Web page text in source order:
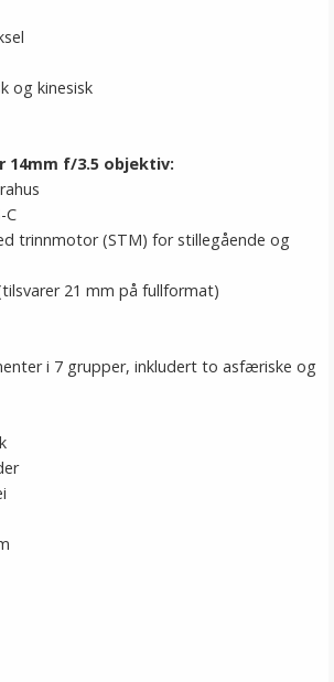
og kinesisk
14mm f/3.5 objektiv:
C
trinnmotor (STM) for stillegående og
21 mm på fullformat)
i 7 grupper, inkludert to asfæriske og